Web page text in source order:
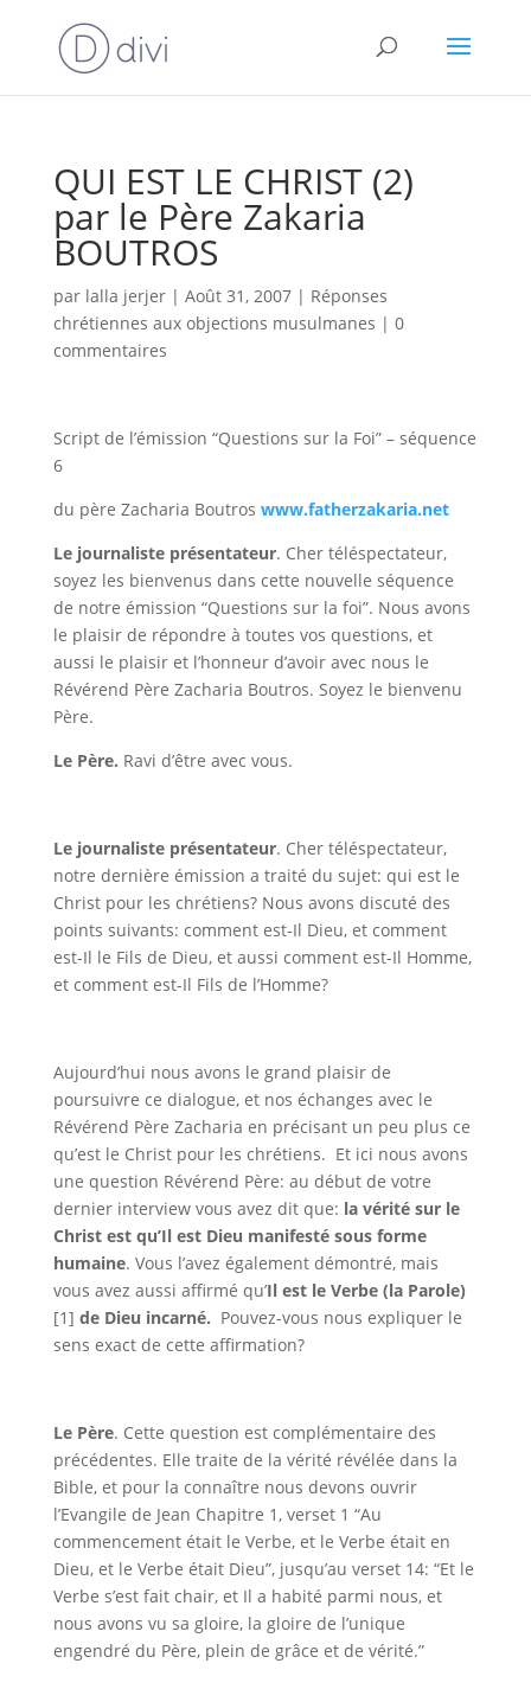
QUI EST LE CHRIST (2)
par le Père Zakaria
BOUTROS
par lalla jerjer| Août 31, 2007| Réponses
chrétiennes aux objections musulmanes | 0
commentaires
Script de l’émission “Questions sur la Foi” – séquence
6
du père Zacharia Boutros www.fatherzakaria.net
Le journaliste présentateur. Cher téléspectateur,
soyez les bienvenus dans cette nouvelle séquence
de notre émission “Questions sur la foi”. Nous avons
le plaisir de répondre à toutes vos questions, et
aussi le plaisir et l’honneur d’avoir avec nous le
Révérend Père Zacharia Boutros. Soyez le bienvenu
Père.
Le Père. Ravi d’être avec vous.
Le journaliste présentateur. Cher téléspectateur,
notre dernière émission a traité du sujet: qui est le
Christ pour les chrétiens? Nous avons discuté des
points suivants: comment est-Il Dieu, et comment
est-Il le Fils de Dieu, et aussi comment est-Il Homme,
et comment est-Il Fils de l’Homme?
Aujourd’hui nous avons le grand plaisir de
poursuivre ce dialogue, et nos échanges avec le
Révérend Père Zacharia en précisant un peu plus ce
qu’est le Christ pour les chrétiens. Et ici nous avons
une question Révérend Père: au début de votre
dernier interview vous avez dit que: la vérité sur le
Christ est qu’Il est Dieu manifesté sous forme
humaine. Vous l’avez également démontré, mais
vous avez aussi affirmé qu’Il est le Verbe (la Parole)
[1] de Dieu incarné. Pouvez-vous nous expliquer le
sens exact de cette affirmation?
Le Père. Cette question est complémentaire des
précédentes. Elle traite de la vérité révélée dans la
Bible, et pour la connaître nous devons ouvrir
l’Evangile de Jean Chapitre 1, verset 1 “Au
commencement était le Verbe, et le Verbe était en
Dieu, et le Verbe était Dieu”, jusqu’au verset 14: “Et le
Verbe s’est fait chair, et Il a habité parmi nous, et
nous avons vu sa gloire, la gloire de l’unique
engendré du Père, plein de grâce et de vérité.”